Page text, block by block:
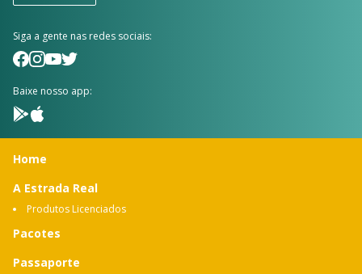
Siga a gente nas redes sociais:
Baixe nosso app:
Home
A Estrada Real
Produtos Licenciados
Pacotes
Passaporte